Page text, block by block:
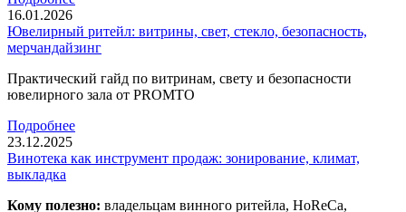
16.01.2026
Ювелирный ритейл: витрины, свет, стекло, безопасность,
мерчандайзинг
Практический гайд по витринам, свету и безопасности
ювелирного зала от PROMTO
Подробнее
23.12.2025
Винотека как инструмент продаж: зонирование, климат,
выкладка
Кому полезно: владельцам винного ритейла, HoReCa,